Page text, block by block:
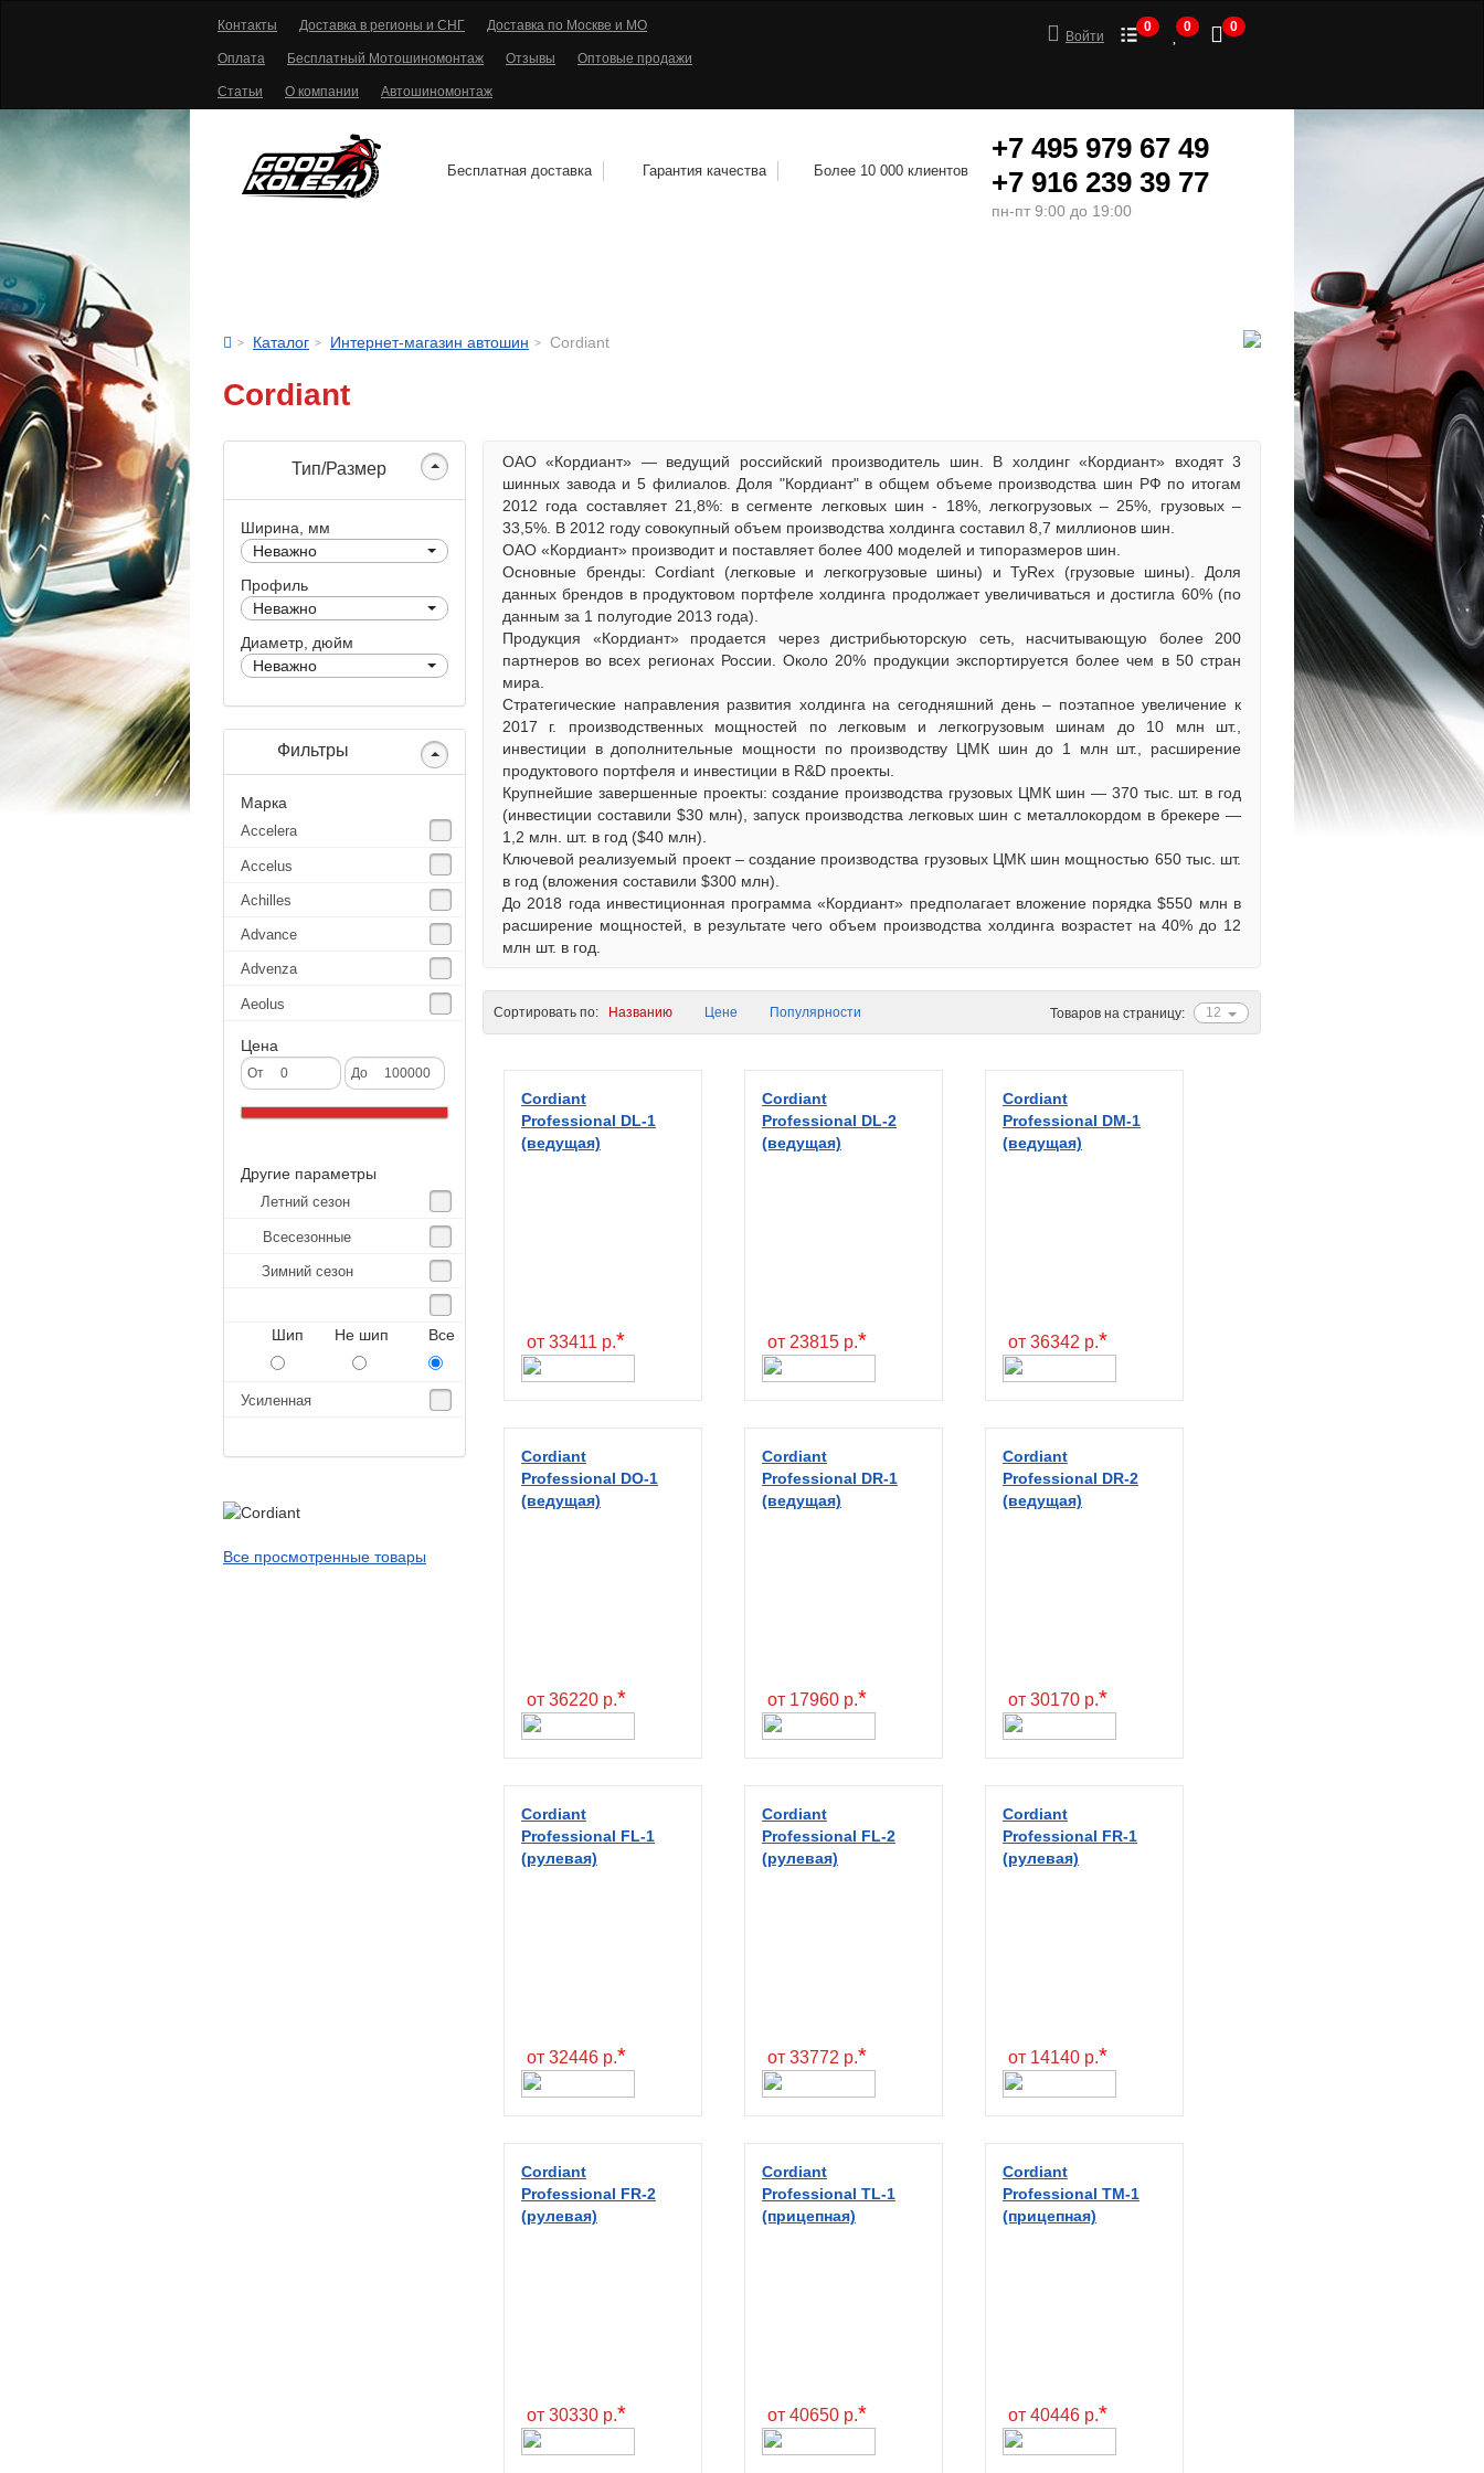
Контакты Доставка в регионы и СНГ Доставка по Москве и МО
Оплата Бесплатный Мотошиномонтаж Отзывы Оптовые продажи
Статьи О компании Автошиномонтаж
Войти
0 0 0
Бесплатная доставка Гарантия качества Более 10 000 клиентов
+7 495 979 67 49
+7 916 239 39 77
пн-пт 9:00 до 19:00
Каталог Интернет-магазин автошин Cordiant
Cordiant
Тип/Размер
Ширина, мм
Неважно
Профиль
Неважно
Диаметр, дюйм
Неважно
Фильтры
Марка
Accelera
Accelus
Achilles
Advance
Advenza
Aeolus
Agate
Agrica
Alliance
Altura
Amberstone
Amtel
Anjie
Aplus
Arivo
Armour
Цена
От До
Другие параметры
Летний сезон
Всесезонные
Зимний сезон
Шип Не шип Все
Усиленная
Все просмотренные товары
ОАО «Кордиант» — ведущий российский производитель шин. В холдинг «Кордиант» входят 3
шинных завода и 5 филиалов. Доля "Кордиант" в общем объеме производства шин РФ по итогам
2012 года составляет 21,8%: в сегменте легковых шин - 18%, легкогрузовых – 25%, грузовых –
33,5%. В 2012 году совокупный объем производства холдинга составил 8,7 миллионов шин.
ОАО «Кордиант» производит и поставляет более 400 моделей и типоразмеров шин.
Основные бренды: Cordiant (легковые и легкогрузовые шины) и TyRex (грузовые шины). Доля
данных брендов в продуктовом портфеле холдинга продолжает увеличиваться и достигла 60% (по
данным за 1 полугодие 2013 года).
Продукция «Кордиант» продается через дистрибьюторскую сеть, насчитывающую более 200
партнеров во всех регионах России. Около 20% продукции экспортируется более чем в 50 стран
мира.
Стратегические направления развития холдинга на сегодняшний день – поэтапное увеличение к
2017 г. производственных мощностей по легковым и легкогрузовым шинам до 10 млн шт.,
инвестиции в дополнительные мощности по производству ЦМК шин до 1 млн шт., расширение
продуктового портфеля и инвестиции в R&D проекты.
Крупнейшие завершенные проекты: создание производства грузовых ЦМК шин — 370 тыс. шт. в год
(инвестиции составили $30 млн), запуск производства легковых шин с металлокордом в брекере —
1,2 млн. шт. в год ($40 млн).
Ключевой реализуемый проект – создание производства грузовых ЦМК шин мощностью 650 тыс. шт.
в год (вложения составили $300 млн).
До 2018 года инвестиционная программа «Кордиант» предполагает вложение порядка $550 млн в
расширение мощностей, в результате чего объем производства холдинга возрастет на 40% до 12
млн шт. в год.
12
Товаров на страницу:
Сортировать по: Названию Цене Популярности
Cordiant
Professional DL-1
(ведущая)
от 33411 р.*
Cordiant
Professional DL-2
(ведущая)
от 23815 р.*
Cordiant
Professional DM-1
(ведущая)
от 36342 р.*
Cordiant
Professional DO-1
(ведущая)
от 36220 р.*
Cordiant
Professional DR-1
(ведущая)
от 17960 р.*
Cordiant
Professional DR-2
(ведущая)
от 30170 р.*
Cordiant
Professional FL-1
(рулевая)
от 32446 р.*
Cordiant
Professional FL-2
(рулевая)
от 33772 р.*
Cordiant
Professional FR-1
(рулевая)
от 14140 р.*
Cordiant
Professional FR-2
(рулевая)
от 30330 р.*
Cordiant
Professional TL-1
(прицепная)
от 40650 р.*
Cordiant
Professional TM-1
(прицепная)
от 40446 р.*